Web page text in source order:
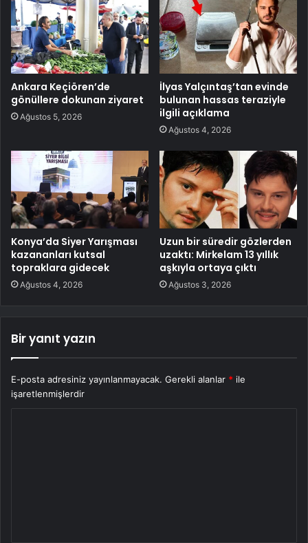
Ankara Keçiören’de
gönüllere dokunan ziyaret
Ağustos 5, 2026
İlyas Yalçıntaş’tan evinde
bulunan hassas teraziyle
ilgili açıklama
Ağustos 4, 2026
Konya’da Siyer Yarışması
kazananları kutsal
topraklara gidecek
Ağustos 4, 2026
Uzun bir süredir gözlerden
uzaktı: Mirkelam 13 yıllık
aşkıyla ortaya çıktı
Ağustos 3, 2026
Bir yanıt yazın
E-posta adresiniz yayınlanmayacak. Gerekli alanlar * ile
işaretlenmişlerdir